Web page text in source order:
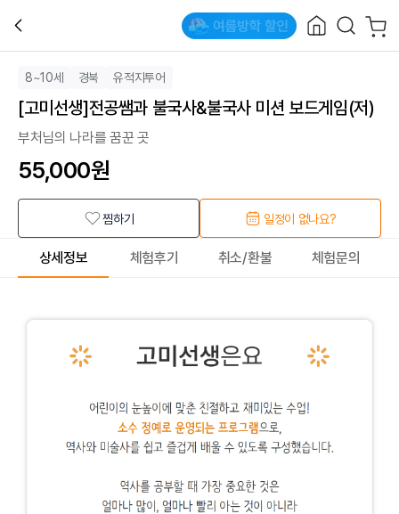
8~10세 경북 유적지투어
[고미선생]전공쌤과 불국사&불국사 미션 보드게임(저)
부처님의 나라를 꿈꾼 곳
55,000원
찜하기 일정이 없나요?
상세정보 체험후기 취소/환불 체험문의